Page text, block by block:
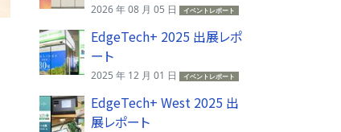
2026 年 08 月 05 日 イベントレポート
EdgeTech+ 2025 出展レポ
ート
2025 年 12 月 01 日 イベントレポート
EdgeTech+ West 2025 出
展レポート